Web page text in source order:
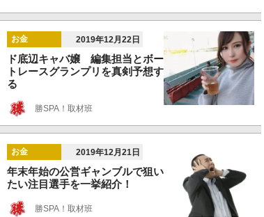
お金 2019年12月22日
ド底辺キャバ嬢 編集担当とボー
トレースグランプリを真剣予想す
る
勝SPA！取材班
お金 2019年12月21日
年末年始の公営ギャンブルで狙い
たい注目選手を一挙紹介！
勝SPA！取材班